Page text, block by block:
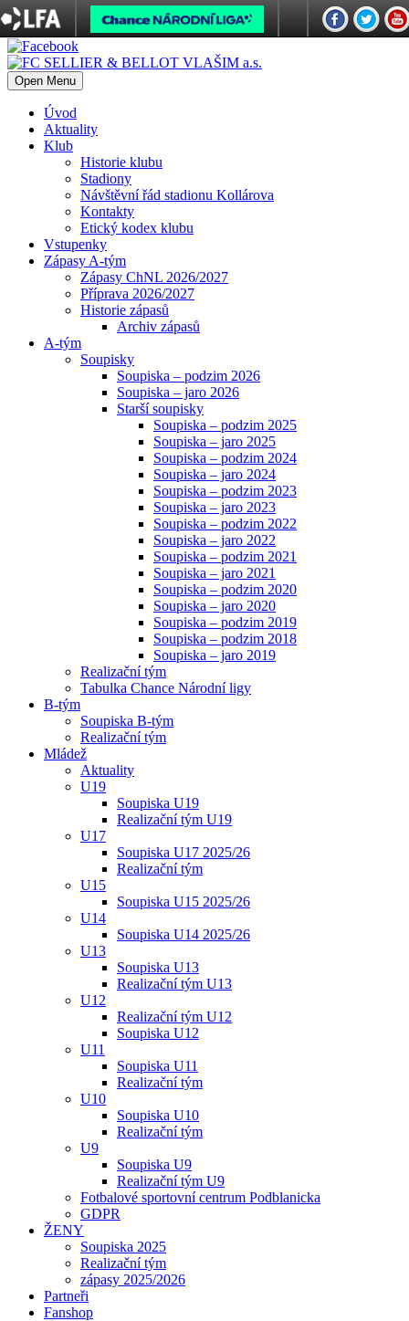
Open Menu
Úvod
Aktuality
Klub
Historie klubu
Stadiony
Návštěvní řád stadionu Kollárova
Kontakty
Etický kodex klubu
Vstupenky
Zápasy A-tým
Zápasy ChNL 2026/2027
Příprava 2026/2027
Historie zápasů
Archiv zápasů
A-tým
Soupisky
Soupiska – podzim 2026
Soupiska – jaro 2026
Starší soupisky
Soupiska – podzim 2025
Soupiska – jaro 2025
Soupiska – podzim 2024
Soupiska – jaro 2024
Soupiska – podzim 2023
Soupiska – jaro 2023
Soupiska – podzim 2022
Soupiska – jaro 2022
Soupiska – podzim 2021
Soupiska – jaro 2021
Soupiska – podzim 2020
Soupiska – jaro 2020
Soupiska – podzim 2019
Soupiska – podzim 2018
Soupiska – jaro 2019
Realizační tým
Tabulka Chance Národní ligy
B-tým
Soupiska B-tým
Realizační tým
Mládež
Aktuality
U19
Soupiska U19
Realizační tým U19
U17
Soupiska U17 2025/26
Realizační tým
U15
Soupiska U15 2025/26
U14
Soupiska U14 2025/26
U13
Soupiska U13
Realizační tým U13
U12
Realizační tým U12
Soupiska U12
U11
Soupiska U11
Realizační tým
U10
Soupiska U10
Realizační tým
U9
Soupiska U9
Realizační tým U9
Fotbalové sportovní centrum Podblanicka
GDPR
ŽENY
Soupiska 2025
Realizační tým
zápasy 2025/2026
Partneři
Fanshop